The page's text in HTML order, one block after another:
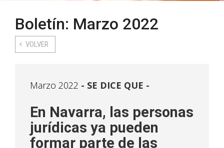
Boletín: Marzo 2022
VOLVER
Marzo 2022 SE DICE QUE -
En Navarra, las personas
jurídicas ya pueden
formar parte de las